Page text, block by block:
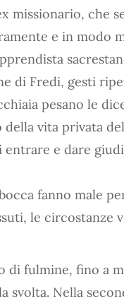
missionario, che
e in modo
di Fredi, gesti
pesano le
vita privata
e dare
fanno male
le circostanze
di fulmine, fino a
svolta. Nella